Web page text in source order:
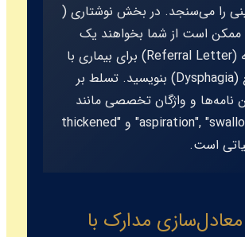
را می‌سنجد. در بخش نوشتاری (
ممکن است از شما بخواهند یک
(
Referral Letter) برای بیماری با
(
Dysphagia) بنویسید. تسلط بر
نامه‌ها و واژگان تخصصی مانند
"aspiration", "swallow study" و "thickened
معادل‌سازی مدارک با